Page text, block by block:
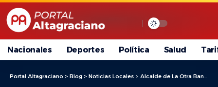
Nacionales Deportes Política Salud
Portal Altagraciano > Blog > Noticias Locales > Alcalde de La Otra Banda se reúne con el viceministro Francisco “Pireo” Solimán para impulsar el desarrollo del distrito y la provincia